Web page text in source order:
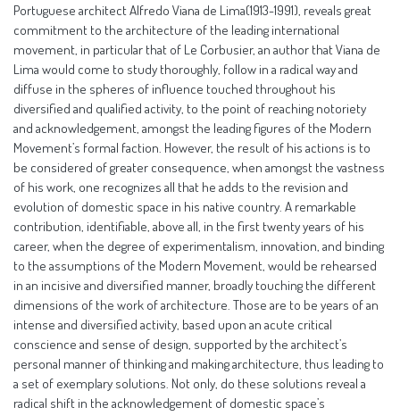
Portuguese architect Alfredo Viana de Lima(1913-1991), reveals great
commitment to the architecture of the leading international
movement, in particular that of Le Corbusier, an author that Viana de
Lima would come to study thoroughly, follow in a radical way and
diffuse in the spheres of influence touched throughout his
diversified and qualified activity, to the point of reaching notoriety
and acknowledgement, amongst the leading figures of the Modern
Movement’s formal faction. However, the result of his actions is to
be considered of greater consequence, when amongst the vastness
of his work, one recognizes all that he adds to the revision and
evolution of domestic space in his native country. A remarkable
contribution, identifiable, above all, in the first twenty years of his
career, when the degree of experimentalism, innovation, and binding
to the assumptions of the Modern Movement, would be rehearsed
in an incisive and diversified manner, broadly touching the different
dimensions of the work of architecture. Those are to be years of an
intense and diversified activity, based upon an acute critical
conscience and sense of design, supported by the architect’s
personal manner of thinking and making architecture, thus leading to
a set of exemplary solutions. Not only, do these solutions reveal a
radical shift in the acknowledgement of domestic space’s